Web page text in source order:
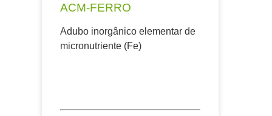
ACM-FERRO
Adubo inorgânico elementar de
micronutriente (Fe)